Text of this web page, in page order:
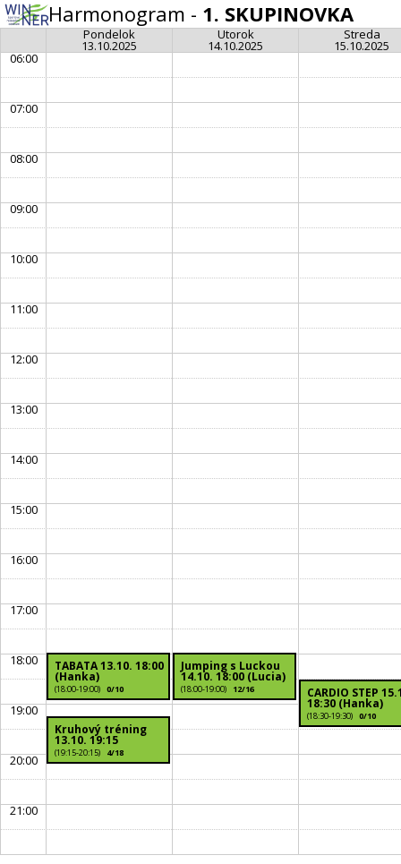
Harmonogram - 1. SKUPINOVKA
Pondelok
13.10.2025
Utorok
14.10.2025
Streda
15.10.2025
06:00
07:00
08:00
09:00
10:00
11:00
12:00
13:00
14:00
15:00
16:00
17:00
18:00
19:00
20:00
21:00
TABATA 13.10. 18:00
(Hanka)
(18:00-19:00) 0/10
Kruhový tréning
13.10. 19:15
(19:15-20:15) 4/18
Jumping s Luckou
14.10. 18:00 (Lucia)
(18:00-19:00) 12/16 CARDIO STEP
18:30 (Hanka)
(18:30-19:30) 0/10